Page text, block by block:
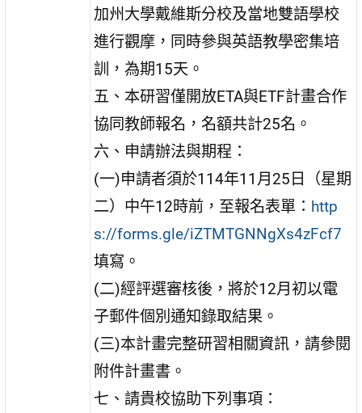
加州大學戴維斯分校及當地雙語學校
進行觀摩，同時參與英語教學密集培
訓，為期15天。
五、本研習僅開放ETA與ETF計畫合作
協同教師報名，名額共計25名。
六、申請辦法與期程：
(一)申請者須於114年11月25日（星期
二）中午12時前，至報名表單： http
s://forms.gle/iZTMTGNNgXs4zFcf7
填寫。
(二)經評選審核後，將於12月初以電
子郵件個別通知錄取結果。
(三)本計畫完整研習相關資訊，請參閱
附件計畫書。
七、請貴校協助下列事項：